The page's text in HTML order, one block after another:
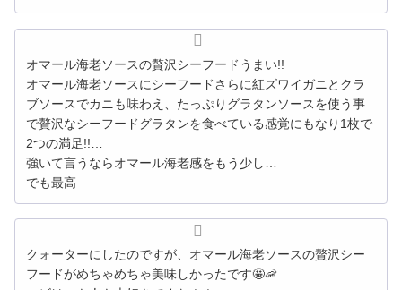
オマール海老ソースの贅沢シーフード うまい!!
オマール海老ソースにシーフードさらに紅ズワイガニとクラ
ブソースでカニも味わえ、たっぷりグラタンソースを使う事
で贅沢なシーフードグラタンを食べている感覚にもなり1枚で
2つの満足!!…
強いて言うならオマール海老感をもう少し…
でも最高
クォーターにしたのですが、オマール海老ソースの贅沢シー
フードがめちゃめちゃ美味しかったです🤩🦐